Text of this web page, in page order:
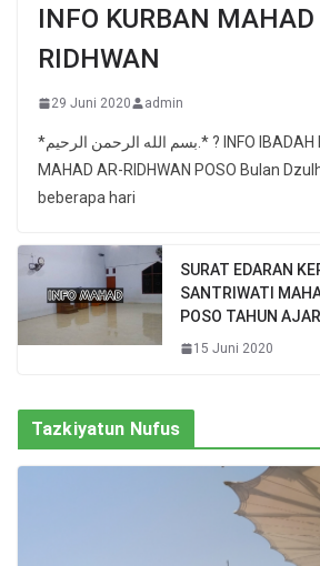
INFO KURBAN MAHAD
RIDHWAN
29 Juni 2020 admin
*بسم الله الرحمن الرحيم.* ? INFO IBADAH KURBAN 1441 H
MAHAD AR-RIDHWAN POSO Bulan
beberapa hari
SURAT EDARAN
SANTRIWATI
POSO TAHUN
15 Juni 2020
Tazkiyatun Nufus